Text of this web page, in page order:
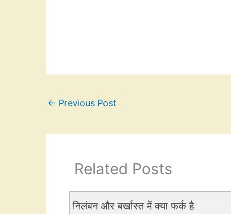
← Previous Post
Related Posts
निलंबन और बर्खास्त में क्या फर्क है